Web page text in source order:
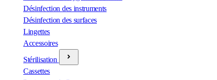
Désinfection des instruments
Désinfection des surfaces
Lingettes
Accessoires
Stérilisation
Cassettes